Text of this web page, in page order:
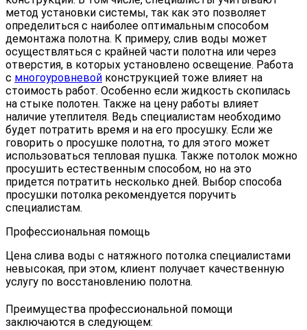
метод установки системы, так как это позволяет
определиться с наиболее оптимальным способом
демонтажа полотна. К примеру, слив воды может
осуществляться с крайней части полотна или через
отверстия, в которых установлено освещение. Работа
с многоуровневой конструкцией тоже влияет на
стоимость работ. Особенно если жидкость скопилась
на стыке полотен. Также на цену работы влияет
наличие утеплителя. Ведь специалистам необходимо
будет потратить время и на его просушку. Если же
говорить о просушке полотна, то для этого может
использоваться тепловая пушка. Также потолок можно
просушить естественным способом, но на это
придется потратить несколько дней. Выбор способа
просушки потолка рекомендуется поручить
специалистам.
Профессиональная помощь
Цена слива воды с натяжного потолка специалистами
невысокая, при этом, клиент получает качественную
услугу по восстановлению полотна.
Преимущества профессиональной помощи
заключаются в следующем: